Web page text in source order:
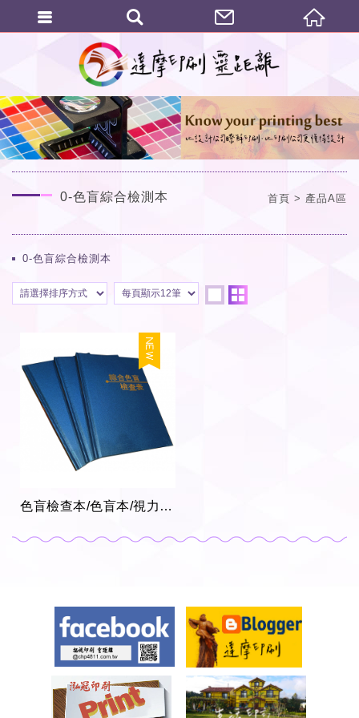
首頁 產品A區
0-色盲綜合檢測本
0-色盲綜合檢測本
色盲檢查本/色盲本/視力檢測色/色盲辨色/圖譜檢測/近距離檢查表/黃斑病變檢測
繁體中文